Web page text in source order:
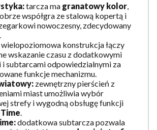
tarcza ma granatowy kolor
współgra ze stalową kopertą i
nowoczesny, zdecydowany
wielopoziomowa konstrukcja łączy
wskazanie czasu z dodatkowymi
i subtarcami odpowiedzialnymi za
funkcje mechanizmu.
zewnętrzny pierścień z
miast umożliwia wybór
strefy i wygodną obsługę funkcji
dodatkowa subtarcza pozwala